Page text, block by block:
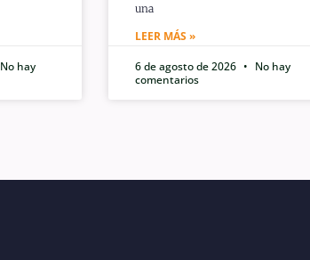
No hay
una
LEER MÁS »
6 de agosto de 2026
No hay
comentarios